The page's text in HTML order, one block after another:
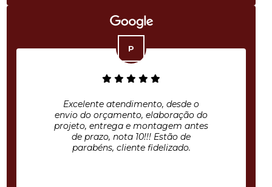
Excelente atendimento, desde o
envio do orçamento, elaboração do
projeto, entrega e montagem antes
de prazo, nota 10!!! Estão de
parabéns, cliente fidelizado.